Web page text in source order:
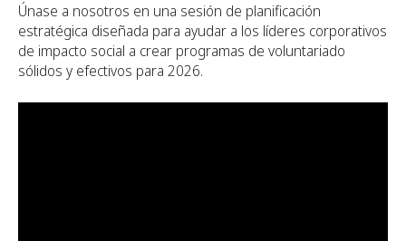
Únase a nosotros en una sesión de planificación
estratégica diseñada para ayudar a los líderes corporativos
de impacto social a crear programas de voluntariado
sólidos y efectivos para 2026.